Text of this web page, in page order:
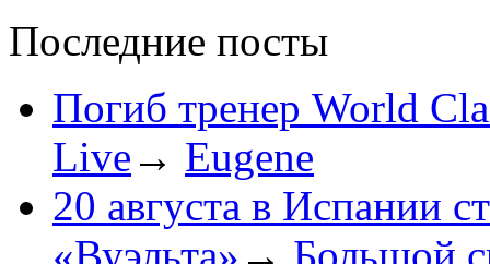
Последние посты
Погиб тренер World
Live → Eugene
20 августа в Испании